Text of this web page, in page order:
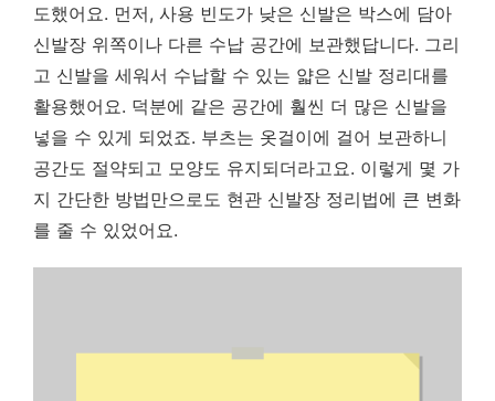
도했어요. 먼저, 사용 빈도가 낮은 신발은 박스에 담아
신발장 위쪽이나 다른 수납 공간에 보관했답니다. 그리
고 신발을 세워서 수납할 수 있는 얇은 신발 정리대를
활용했어요. 덕분에 같은 공간에 훨씬 더 많은 신발을
넣을 수 있게 되었죠. 부츠는 옷걸이에 걸어 보관하니
공간도 절약되고 모양도 유지되더라고요. 이렇게 몇 가
지 간단한 방법만으로도 현관 신발장 정리법에 큰 변화
를 줄 수 있었어요.